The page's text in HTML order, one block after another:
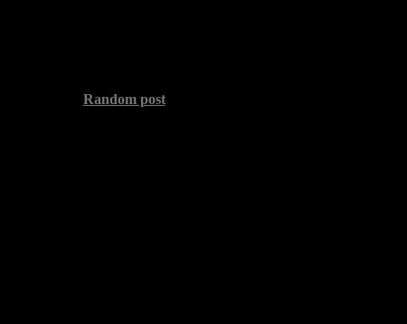
Random post